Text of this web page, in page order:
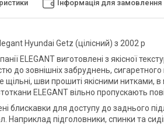
Інформація для замовлення
Hyundai Getz (цілісний) з 2002 р
ELEGANT виготовлені з якісної
до зовнішніх забруднень,
шви прошиті якісними нитками,
ELEGANT вільно пропускають
блискавки для доступу до заднього
Наприклад підголовники, спинки та